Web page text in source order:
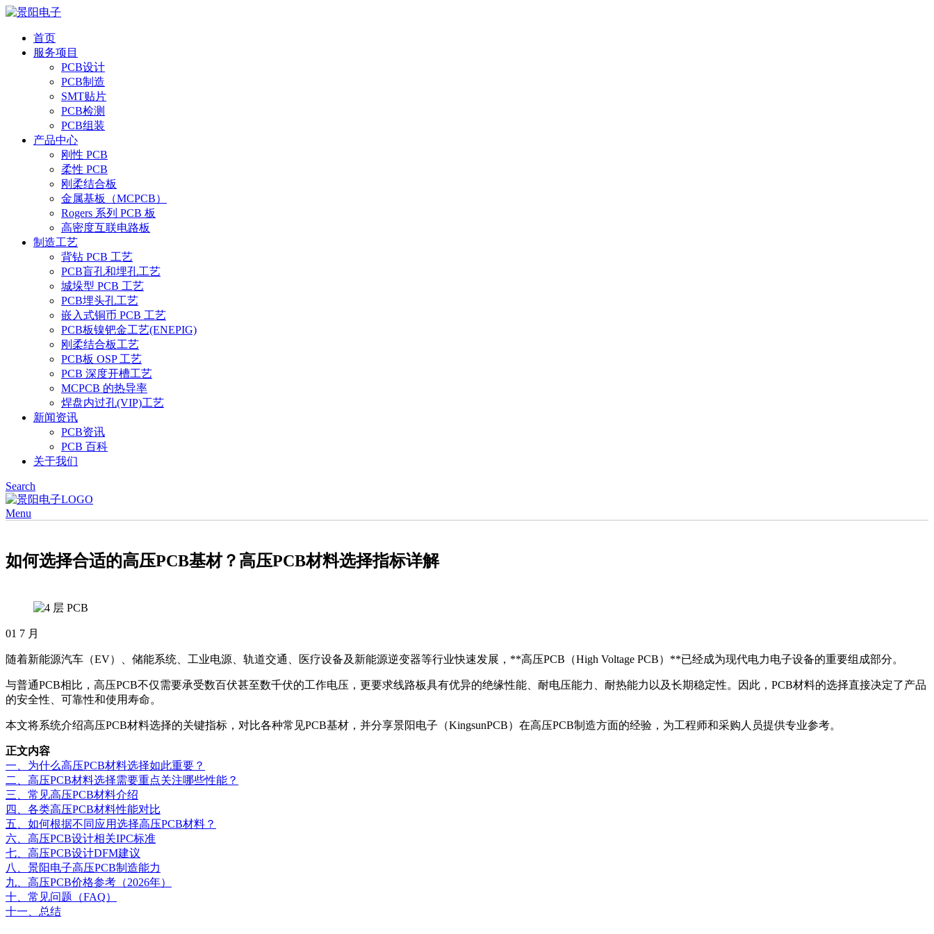
首页
服务项目
PCB设计
PCB制造
SMT贴片
PCB检测
PCB组装
产品中心
刚性 PCB
柔性 PCB
刚柔结合板
金属基板（MCPCB）
Rogers 系列 PCB 板
高密度互联电路板
制造工艺
背钻 PCB 工艺
PCB盲孔和埋孔工艺
城垛型 PCB 工艺
PCB埋头孔工艺
嵌入式铜币 PCB 工艺
PCB板镍钯金工艺(ENEPIG)
刚柔结合板工艺
PCB板 OSP 工艺
PCB 深度开槽工艺
MCPCB 的热导率
焊盘内过孔(VIP)工艺
新闻资讯
PCB资讯
PCB 百科
关于我们
Search
Menu
如何选择合适的高压PCB基材？高压PCB材料选择指标详解
01 7 月
随着新能源汽车（EV）、储能系统、工业电源、轨道交通、医疗设备及新能源逆变器等行业快速发展，**高压PCB（High Voltage PCB）**已经成为现代电力电子设备的重要组成部分。
与普通PCB相比，高压PCB不仅需要承受数百伏甚至数千伏的工作电压，更要求线路板具有优异的绝缘性能、耐电压能力、耐热能力以及长期稳定性。因此，PCB材料的选择直接决定了产品
的安全性、可靠性和使用寿命。
本文将系统介绍高压PCB材料选择的关键指标，对比各种常见PCB基材，并分享景阳电子（KingsunPCB）在高压PCB制造方面的经验，为工程师和采购人员提供专业参考。
正文内容
一、为什么高压PCB材料选择如此重要？
二、高压PCB材料选择需要重点关注哪些性能？
三、常见高压PCB材料介绍
四、各类高压PCB材料性能对比
五、如何根据不同应用选择高压PCB材料？
六、高压PCB设计相关IPC标准
七、高压PCB设计DFM建议
八、景阳电子高压PCB制造能力
九、高压PCB价格参考（2026年）
十、常见问题（FAQ）
十一、总结